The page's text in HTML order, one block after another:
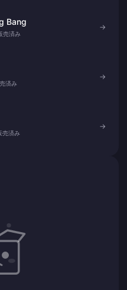
Bang
売済み
→
済み
→
売済み
→